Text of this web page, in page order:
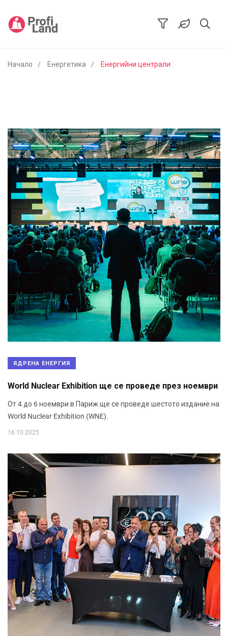
Начало Енергетика Енергийни централи
ЯДРЕНА ЕНЕРГИЯ
World Nuclear Exhibition ще се проведе през ноември
От 4 до 6 ноември в Париж ще се проведе шестото издание на
World Nuclear Exhibition (WNE).
16.10.2025